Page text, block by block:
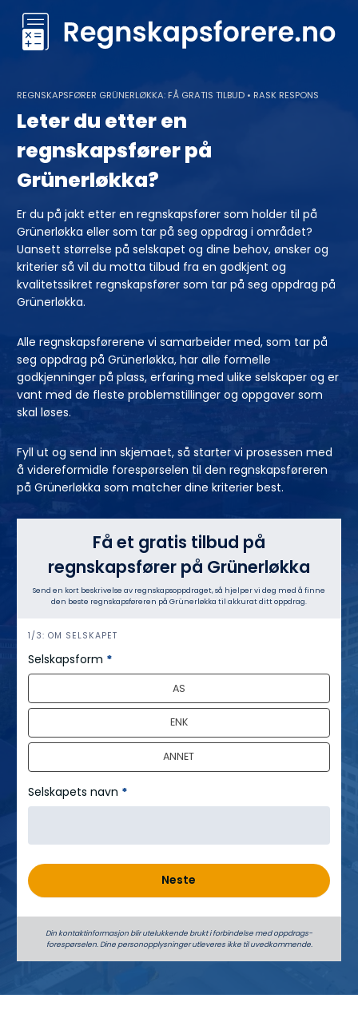
content
REGNSKAPSFØRER GRÜNERLØKKA: FÅ GRATIS TILBUD • RASK RESPONS
Leter du etter en
regnskapsfører på
Grünerløkka?
Er du på jakt etter en regnskapsfører som holder til på
Grünerløkka eller som tar på seg oppdrag i området?
Uansett størrelse på selskapet og dine behov, ønsker og
kriterier så vil du motta tilbud fra en godkjent og
kvalitetssikret regnskapsfører som tar på seg oppdrag på
Grünerløkka.
Alle regnskapsførerene vi samarbeider med, som tar på
seg oppdrag på Grünerløkka, har alle formelle
godkjenninger på plass, erfaring med ulike selskaper og er
vant med de fleste problemstillinger og oppgaver som
skal løses.
Fyll ut og send inn skjemaet, så starter vi prosessen med
å videreformidle forespørselen til den regnskapsføreren
på Grünerløkka som matcher dine kriterier best.
Få et gratis tilbud på
regnskapsfører på Grünerløkka
Send en kort beskrivelse av regnskapsoppdraget, så hjelper vi deg med å finne
den beste regnskapsføreren på Grünerløkka til akkurat ditt oppdrag.
h
e
r
1/3: OM SELSKAPET
Selskapsform *
AS
ENK
ANNET
Selskapets navn *
Neste
Din kontaktinformasjon blir utelukkende brukt i forbindelse med oppdrags­
forespørselen. Dine person­­opplysninger utleveres ikke til uvedkommende.